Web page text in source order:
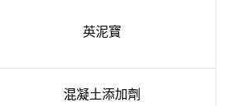
英泥寶
混凝土添加劑